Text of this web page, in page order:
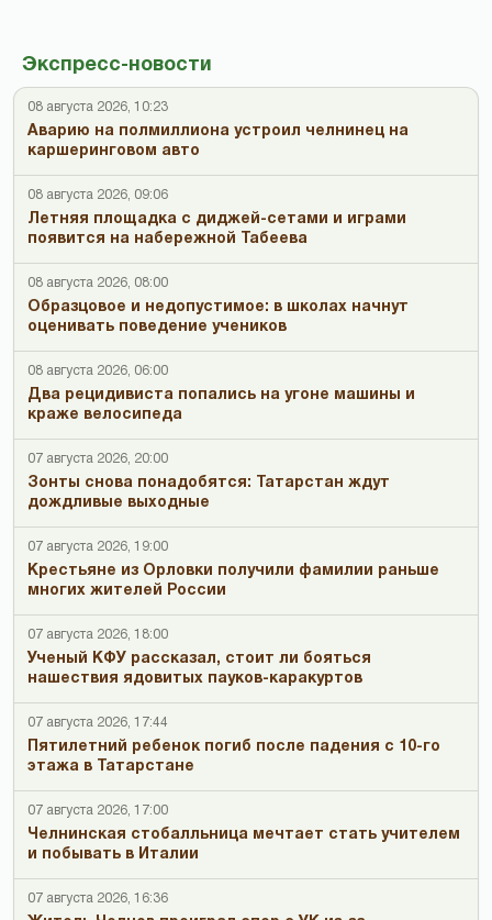
Экспресс-новости
08 августа 2026, 10:23
Аварию на полмиллиона устроил челнинец на
каршеринговом авто
08 августа 2026, 09:06
Летняя площадка с диджей-сетами и играми
появится на набережной Табеева
08 августа 2026, 08:00
Образцовое и недопустимое: в школах начнут
оценивать поведение учеников
08 августа 2026, 06:00
Два рецидивиста попались на угоне машины и
краже велосипеда
07 августа 2026, 20:00
Зонты снова понадобятся: Татарстан ждут
дождливые выходные
07 августа 2026, 19:00
Крестьяне из Орловки получили фамилии раньше
многих жителей России
07 августа 2026, 18:00
Ученый КФУ рассказал, стоит ли бояться
нашествия ядовитых пауков-каракуртов
07 августа 2026, 17:44
Пятилетний ребенок погиб после падения с 10-го
этажа в Татарстане
07 августа 2026, 17:00
Челнинская стобалльница мечтает стать учителем
и побывать в Италии
07 августа 2026, 16:36